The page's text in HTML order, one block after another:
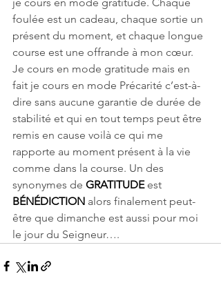
foulée est un cadeau, chaque sortie un
présent du moment, et chaque longue
course est une offrande à mon cœur.
Je cours en mode gratitude mais en
fait je cours en mode Précarité c’est-à-
dire sans aucune garantie de durée de
stabilité et qui en tout temps peut être
remis en cause voilà ce qui me
rapporte au moment présent à la vie
comme dans la course. Un des
synonymes de GRATITUDE est
BÉNÉDICTION alors finalement peut-
être que dimanche est aussi pour moi
le jour du Seigneur….